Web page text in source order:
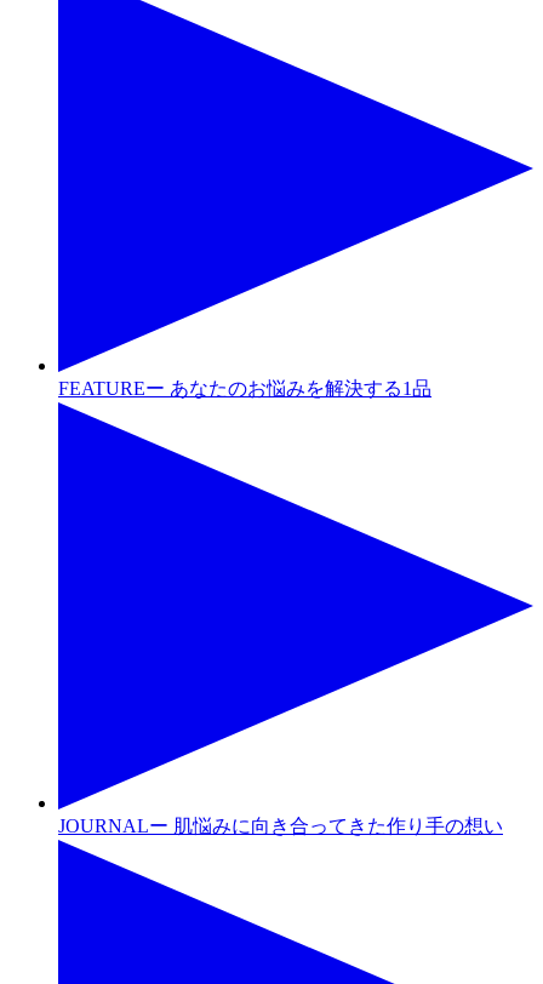
FEATUREー あなたのお悩みを解決する1品
JOURNALー 肌悩みに向き合ってきた作り手の想い